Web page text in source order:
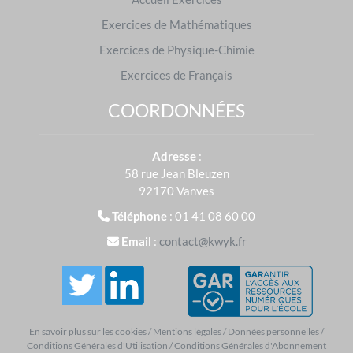
Kwyk'Actu
Créer un compte et tester
Exercices de Mathématiques
Exercices de Physique-Chimie
Exercices de Français
COORDONNÉES
Adresse :
58 rue Jean Bleuzen
92170 Vanves
Téléphone : 01 41 08 60 00
Email : contact@kwyk.fr
En savoir plus sur les cookies/Mentions légales/Données personnelles/
Conditions Générales d'Utilisation /Conditions Générales d'Abonnement